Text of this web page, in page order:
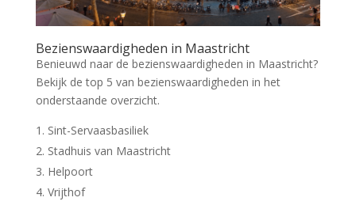
Bezienswaardigheden in Maastricht
Benieuwd naar de bezienswaardigheden in Maastricht?
Bekijk de top 5 van bezienswaardigheden in het
onderstaande overzicht.
Sint-Servaasbasiliek
Stadhuis van Maastricht
Helpoort
Vrijthof